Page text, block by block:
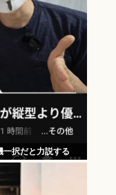
一択だと力説する